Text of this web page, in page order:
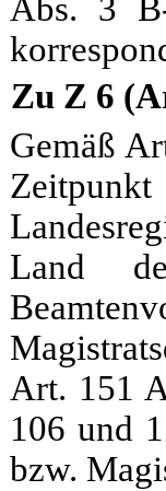
Abs. 3
Zu Z 6
Gemäß
Land
Art. 151
106 und
bzw.